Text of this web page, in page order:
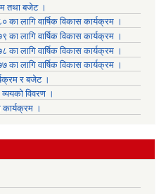
तथा बजेट ।
लागि वार्षिक विकास कार्यक्रम ।
लागि वार्षिक विकास कार्यक्रम ।
लागि वार्षिक विकास कार्यक्रम ।
लागि वार्षिक विकास कार्यक्रम ।
र बजेट ।
विवरण ।
।